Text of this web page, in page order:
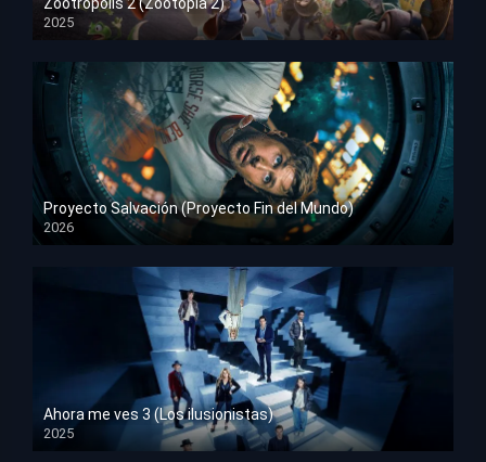
2025
HD 1080p
Proyecto Salvación (Proyecto Fin del Mundo)
2026
HD 1080p
Ahora me ves 3 (Los ilusionistas)
2025
HD 1080p